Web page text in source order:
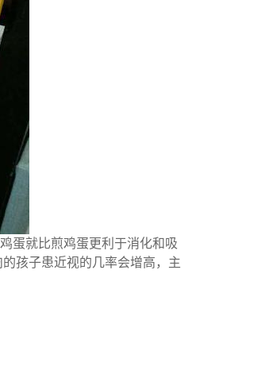
蛋就比煎鸡蛋更利于消化和吸
孩子患近视的几率会增高，主